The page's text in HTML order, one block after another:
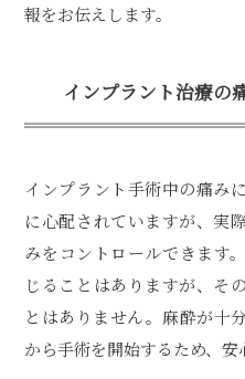
報をお伝えします。
インプラント治療の
インプラント手術中の痛み
に心配されていますが、実
みをコントロールできます
じることはありますが、そ
とはありません。麻酔が十
から手術を開始するため、安